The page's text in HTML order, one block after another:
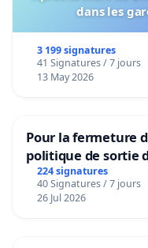
dans les
3 199 signatures
41 Signatures / 7 jours
13 May 2026
Pour la fermeture
politique de sortie
224 signatures
40 Signatures / 7 jours
26 Jul 2026